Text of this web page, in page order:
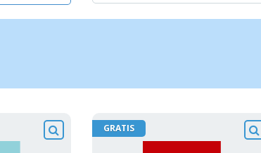
GRATIS